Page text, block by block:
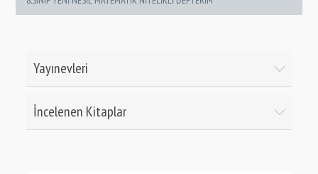
Yayınevleri
İncelenen Kitaplar